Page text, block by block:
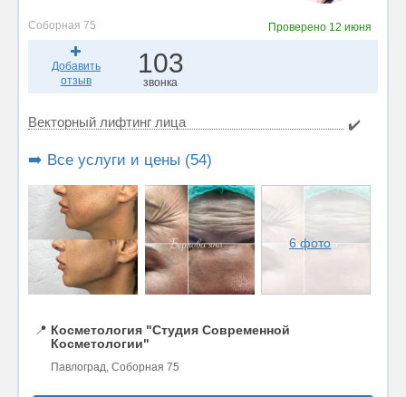
Соборная 75 Проверено 12 июня
Добавить
отзыв
103
звонка
Векторный лифтинг лица ✔️
➡️ Все услуги и цены (54)
6 фото
📍 Косметология "Студия Современной
Косметологии"
Павлоград, Соборная 75